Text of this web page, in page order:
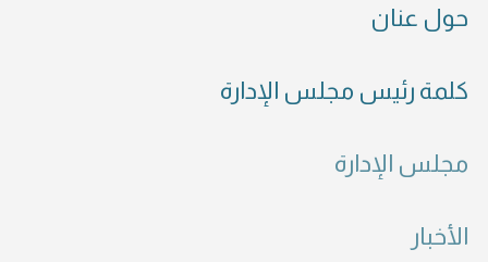
حول عنان
كلمة رئيس مجلس الإدارة
مجلس الإدارة
الأخبار